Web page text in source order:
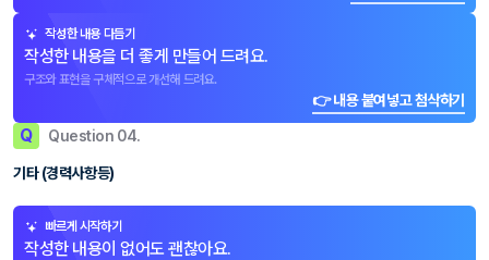
작성한 내용 다듬기
작성한 내용을 더 좋게 만들어 드려요.
구조와 표현을 구체적으로 개선해 드려요.
👉 내용 붙여넣고 첨삭하기
Q Question 04.
기타 (경력사항등)
빠르게 시작하기
작성한 내용이 없어도 괜찮아요.